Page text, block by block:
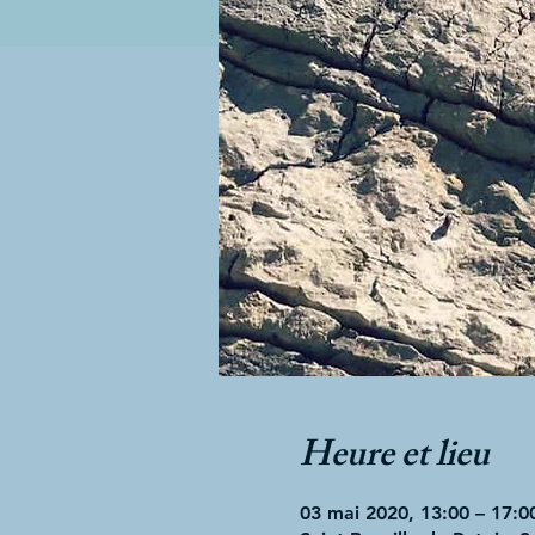
Heure et lieu
03 mai 2020, 13:00 –